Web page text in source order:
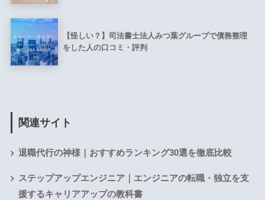
【怪しい？】司法書士法人みつ葉グループで債務整理
をした人の口コミ・評判
関連サイト
退職代行の神様｜おすすめランキング30選を徹底比較
ステップアップエンジニア｜エンジニアの転職・独立を支
援するキャリアアップの教科書